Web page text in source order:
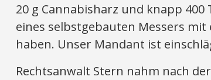
20 g Cannabisharz und knapp
eines selbstgebauten Messers
haben. Unser Mandant ist
Rechtsanwalt Stern nahm nach